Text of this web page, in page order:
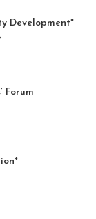
Development*
Forum